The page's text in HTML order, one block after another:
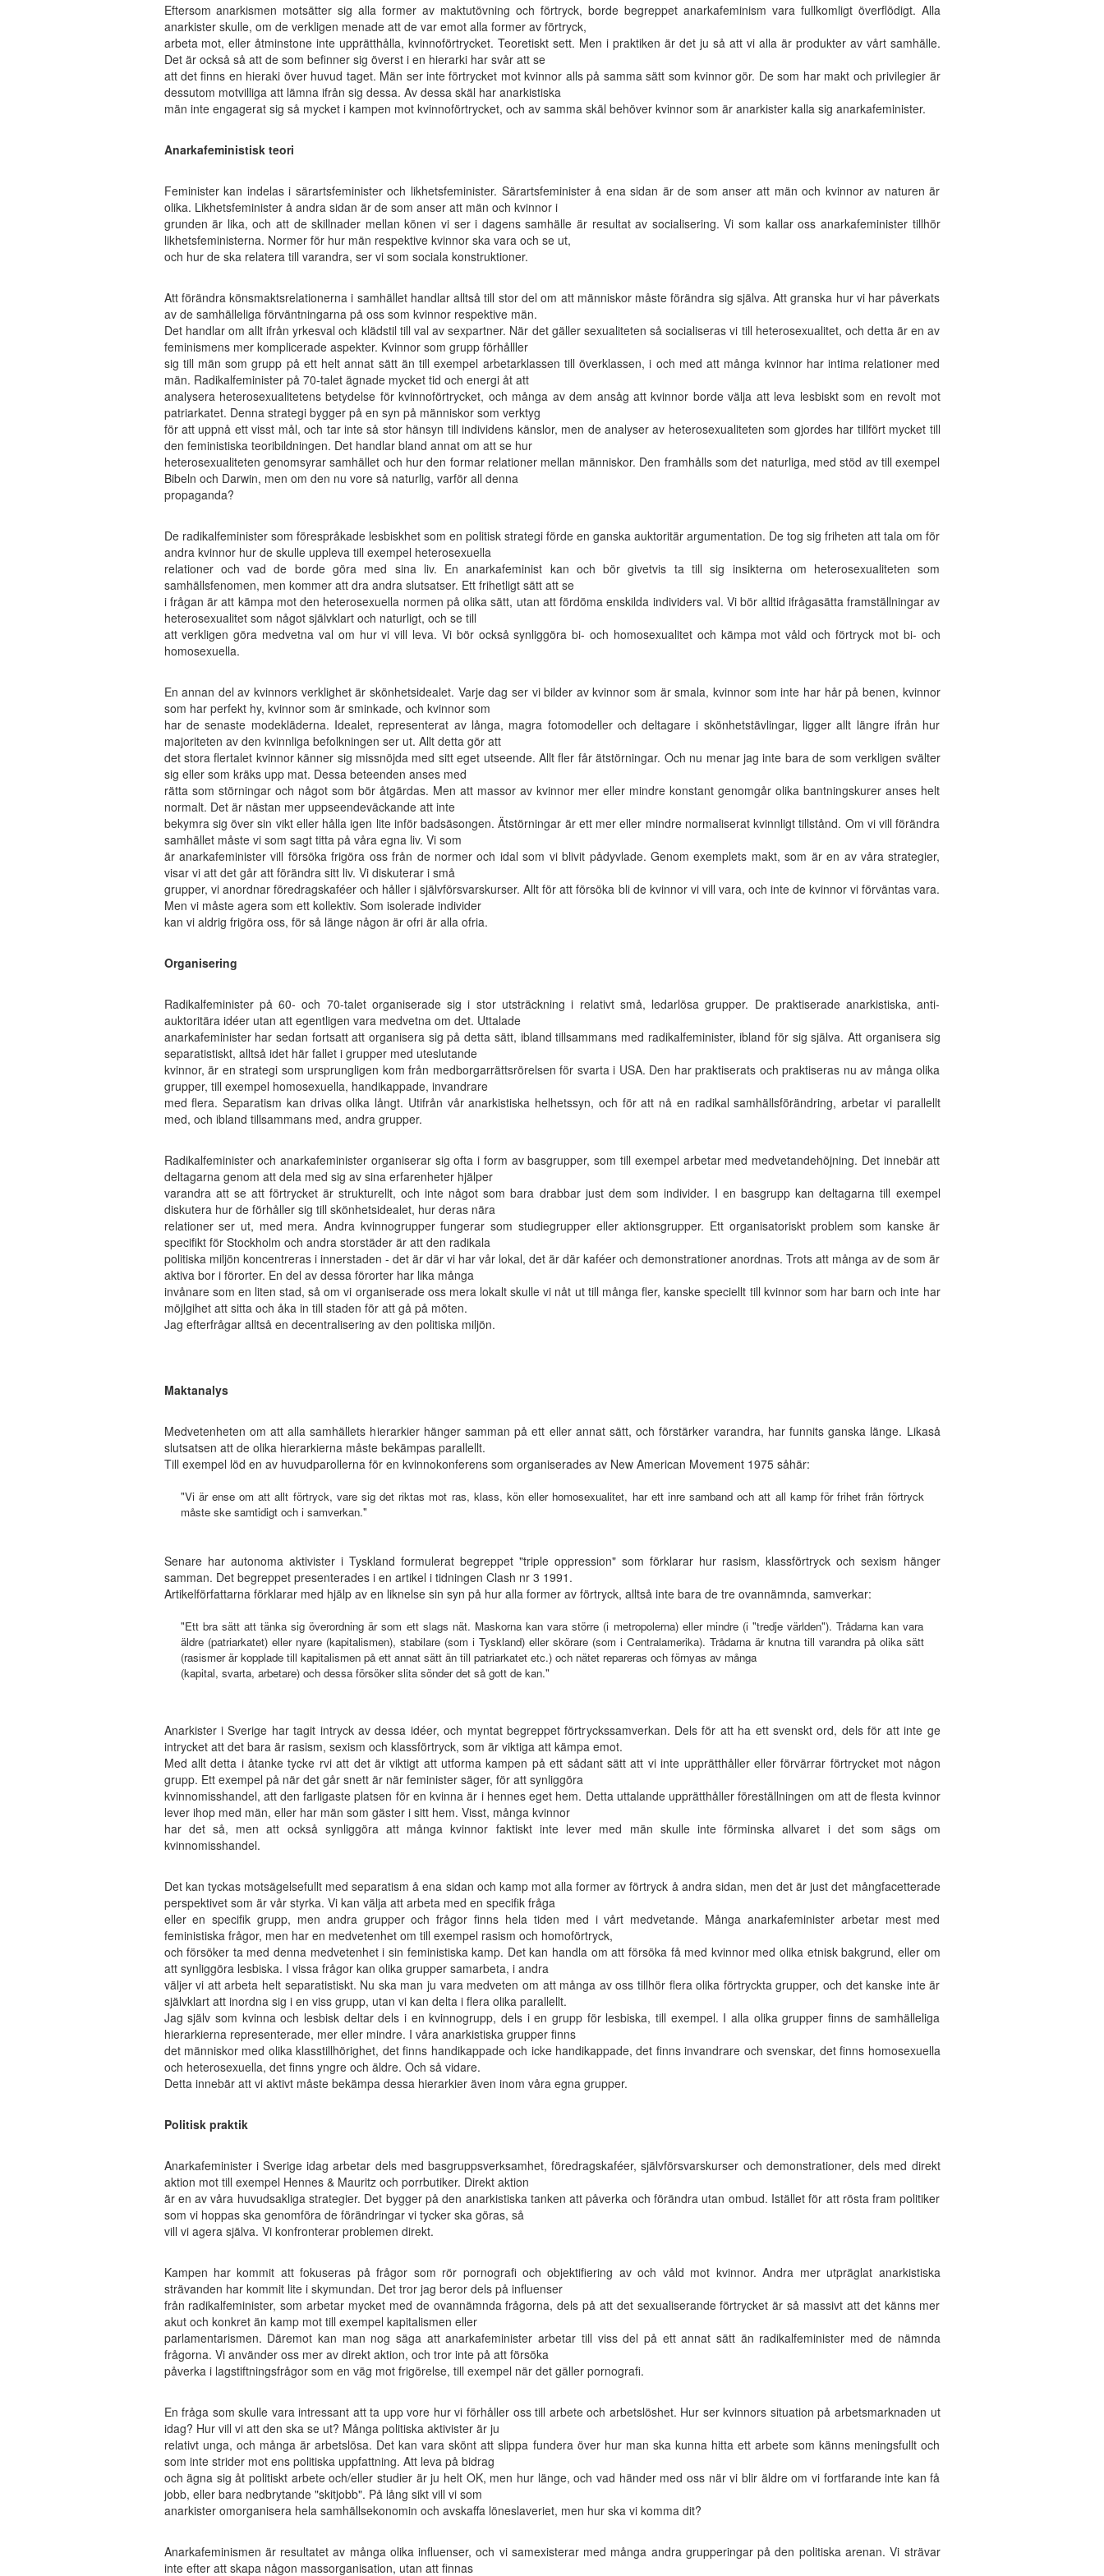
Eftersom anarkismen motsätter sig alla former av maktutövning och förtryck, borde begreppet anarkafeminism vara fullkomligt överflödigt. Alla
anarkister skulle, om de verkligen menade att de var emot alla former av förtryck,
arbeta mot, eller åtminstone inte upprätthålla, kvinnoförtrycket. Teoretiskt sett. Men i praktiken är det ju så att vi alla är produkter av vårt samhälle.
Det är också så att de som befinner sig överst i en hierarki har svår att se
att det finns en hieraki över huvud taget. Män ser inte förtrycket mot kvinnor alls på samma sätt som kvinnor gör. De som har makt och privilegier är
dessutom motvilliga att lämna ifrån sig dessa. Av dessa skäl har anarkistiska
män inte engagerat sig så mycket i kampen mot kvinnoförtrycket, och av samma skäl behöver kvinnor som är anarkister kalla sig anarkafeminister.
Anarkafeministisk teori
Feminister kan indelas i särartsfeminister och likhetsfeminister. Särartsfeminister å ena sidan är de som anser att män och kvinnor av naturen är
olika. Likhetsfeminister å andra sidan är de som anser att män och kvinnor i
grunden är lika, och att de skillnader mellan könen vi ser i dagens samhälle är resultat av socialisering. Vi som kallar oss anarkafeminister tillhör
likhetsfeministerna. Normer för hur män respektive kvinnor ska vara och se ut,
och hur de ska relatera till varandra, ser vi som sociala konstruktioner.
Att förändra könsmaktsrelationerna i samhället handlar alltså till stor del om att människor måste förändra sig själva. Att granska hur vi har påverkats
av de samhälleliga förväntningarna på oss som kvinnor respektive män.
Det handlar om allt ifrån yrkesval och klädstil till val av sexpartner. När det gäller sexualiteten så socialiseras vi till heterosexualitet, och detta är en av
feminismens mer komplicerade aspekter. Kvinnor som grupp förhålller
sig till män som grupp på ett helt annat sätt än till exempel arbetarklassen till överklassen, i och med att många kvinnor har intima relationer med
män. Radikalfeminister på 70-talet ägnade mycket tid och energi åt att
analysera heterosexualitetens betydelse för kvinnoförtrycket, och många av dem ansåg att kvinnor borde välja att leva lesbiskt som en revolt mot
patriarkatet. Denna strategi bygger på en syn på människor som verktyg
för att uppnå ett visst mål, och tar inte så stor hänsyn till individens känslor, men de analyser av heterosexualiteten som gjordes har tillfört mycket till
den feministiska teoribildningen. Det handlar bland annat om att se hur
heterosexualiteten genomsyrar samhället och hur den formar relationer mellan människor. Den framhålls som det naturliga, med stöd av till exempel
Bibeln och Darwin, men om den nu vore så naturlig, varför all denna
propaganda?
De radikalfeminister som förespråkade lesbiskhet som en politisk strategi förde en ganska auktoritär argumentation. De tog sig friheten att tala om för
andra kvinnor hur de skulle uppleva till exempel heterosexuella
relationer och vad de borde göra med sina liv. En anarkafeminist kan och bör givetvis ta till sig insikterna om heterosexualiteten som
samhällsfenomen, men kommer att dra andra slutsatser. Ett frihetligt sätt att se
i frågan är att kämpa mot den heterosexuella normen på olika sätt, utan att fördöma enskilda individers val. Vi bör alltid ifrågasätta framställningar av
heterosexualitet som något självklart och naturligt, och se till
att verkligen göra medvetna val om hur vi vill leva. Vi bör också synliggöra bi- och homosexualitet och kämpa mot våld och förtryck mot bi- och
homosexuella.
En annan del av kvinnors verklighet är skönhetsidealet. Varje dag ser vi bilder av kvinnor som är smala, kvinnor som inte har hår på benen, kvinnor
som har perfekt hy, kvinnor som är sminkade, och kvinnor som
har de senaste modekläderna. Idealet, representerat av långa, magra fotomodeller och deltagare i skönhetstävlingar, ligger allt längre ifrån hur
majoriteten av den kvinnliga befolkningen ser ut. Allt detta gör att
det stora flertalet kvinnor känner sig missnöjda med sitt eget utseende. Allt fler får ätstörningar. Och nu menar jag inte bara de som verkligen svälter
sig eller som kräks upp mat. Dessa beteenden anses med
rätta som störningar och något som bör åtgärdas. Men att massor av kvinnor mer eller mindre konstant genomgår olika bantningskurer anses helt
normalt. Det är nästan mer uppseendeväckande att inte
bekymra sig över sin vikt eller hålla igen lite inför badsäsongen. Ätstörningar är ett mer eller mindre normaliserat kvinnligt tillstånd. Om vi vill förändra
samhället måste vi som sagt titta på våra egna liv. Vi som
är anarkafeminister vill försöka frigöra oss från de normer och idal som vi blivit pådyvlade. Genom exemplets makt, som är en av våra strategier,
visar vi att det går att förändra sitt liv. Vi diskuterar i små
grupper, vi anordnar föredragskaféer och håller i självförsvarskurser. Allt för att försöka bli de kvinnor vi vill vara, och inte de kvinnor vi förväntas vara.
Men vi måste agera som ett kollektiv. Som isolerade individer
kan vi aldrig frigöra oss, för så länge någon är ofri är alla ofria.
Organisering
Radikalfeminister på 60- och 70-talet organiserade sig i stor utsträckning i relativt små, ledarlösa grupper. De praktiserade anarkistiska, anti-
auktoritära idéer utan att egentligen vara medvetna om det. Uttalade
anarkafeminister har sedan fortsatt att organisera sig på detta sätt, ibland tillsammans med radikalfeminister, ibland för sig själva. Att organisera sig
separatistiskt, alltså idet här fallet i grupper med uteslutande
kvinnor, är en strategi som ursprungligen kom från medborgarrättsrörelsen för svarta i USA. Den har praktiserats och praktiseras nu av många olika
grupper, till exempel homosexuella, handikappade, invandrare
med flera. Separatism kan drivas olika långt. Utifrån vår anarkistiska helhetssyn, och för att nå en radikal samhällsförändring, arbetar vi parallellt
med, och ibland tillsammans med, andra grupper.
Radikalfeminister och anarkafeminister organiserar sig ofta i form av basgrupper, som till exempel arbetar med medvetandehöjning. Det innebär att
deltagarna genom att dela med sig av sina erfarenheter hjälper
varandra att se att förtrycket är strukturellt, och inte något som bara drabbar just dem som individer. I en basgrupp kan deltagarna till exempel
diskutera hur de förhåller sig till skönhetsidealet, hur deras nära
relationer ser ut, med mera. Andra kvinnogrupper fungerar som studiegrupper eller aktionsgrupper. Ett organisatoriskt problem som kanske är
specifikt för Stockholm och andra storstäder är att den radikala
politiska miljön koncentreras i innerstaden - det är där vi har vår lokal, det är där kaféer och demonstrationer anordnas. Trots att många av de som är
aktiva bor i förorter. En del av dessa förorter har lika många
invånare som en liten stad, så om vi organiserade oss mera lokalt skulle vi nåt ut till många fler, kanske speciellt till kvinnor som har barn och inte har
möjlgihet att sitta och åka in till staden för att gå på möten.
Jag efterfrågar alltså en decentralisering av den politiska miljön.
Maktanalys
Medvetenheten om att alla samhällets hierarkier hänger samman på ett eller annat sätt, och förstärker varandra, har funnits ganska länge. Likaså
slutsatsen att de olika hierarkierna måste bekämpas parallellt.
Till exempel löd en av huvudparollerna för en kvinnokonferens som organiserades av New American Movement 1975 såhär:
"Vi är ense om att allt förtryck, vare sig det riktas mot ras, klass, kön eller homosexualitet, har ett inre samband och att all kamp för frihet från förtryck
måste ske samtidigt och i samverkan."
Senare har autonoma aktivister i Tyskland formulerat begreppet "triple oppression" som förklarar hur rasism, klassförtryck och sexism hänger
samman. Det begreppet presenterades i en artikel i tidningen Clash nr 3 1991.
Artikelförfattarna förklarar med hjälp av en liknelse sin syn på hur alla former av förtryck, alltså inte bara de tre ovannämnda, samverkar:
"Ett bra sätt att tänka sig överordning är som ett slags nät. Maskorna kan vara större (i metropolerna) eller mindre (i "tredje världen"). Trådarna kan vara
äldre (patriarkatet) eller nyare (kapitalismen), stabilare (som i Tyskland) eller skörare (som i Centralamerika). Trådarna är knutna till varandra på olika sätt
(rasismer är kopplade till kapitalismen på ett annat sätt än till patriarkatet etc.) och nätet repareras och förnyas av många
(kapital, svarta, arbetare) och dessa försöker slita sönder det så gott de kan."
Anarkister i Sverige har tagit intryck av dessa idéer, och myntat begreppet förtryckssamverkan. Dels för att ha ett svenskt ord, dels för att inte ge
intrycket att det bara är rasism, sexism och klassförtryck, som är viktiga att kämpa emot.
Med allt detta i åtanke tycke rvi att det är viktigt att utforma kampen på ett sådant sätt att vi inte upprätthåller eller förvärrar förtrycket mot någon
grupp. Ett exempel på när det går snett är när feminister säger, för att synliggöra
kvinnomisshandel, att den farligaste platsen för en kvinna är i hennes eget hem. Detta uttalande upprätthåller föreställningen om att de flesta kvinnor
lever ihop med män, eller har män som gäster i sitt hem. Visst, många kvinnor
har det så, men att också synliggöra att många kvinnor faktiskt inte lever med män skulle inte förminska allvaret i det som sägs om
kvinnomisshandel.
Det kan tyckas motsägelsefullt med separatism å ena sidan och kamp mot alla former av förtryck å andra sidan, men det är just det mångfacetterade
perspektivet som är vår styrka. Vi kan välja att arbeta med en specifik fråga
eller en specifik grupp, men andra grupper och frågor finns hela tiden med i vårt medvetande. Många anarkafeminister arbetar mest med
feministiska frågor, men har en medvetenhet om till exempel rasism och homoförtryck,
och försöker ta med denna medvetenhet i sin feministiska kamp. Det kan handla om att försöka få med kvinnor med olika etnisk bakgrund, eller om
att synliggöra lesbiska. I vissa frågor kan olika grupper samarbeta, i andra
väljer vi att arbeta helt separatistiskt. Nu ska man ju vara medveten om att många av oss tillhör flera olika förtryckta grupper, och det kanske inte är
självklart att inordna sig i en viss grupp, utan vi kan delta i flera olika parallellt.
Jag själv som kvinna och lesbisk deltar dels i en kvinnogrupp, dels i en grupp för lesbiska, till exempel. I alla olika grupper finns de samhälleliga
hierarkierna representerade, mer eller mindre. I våra anarkistiska grupper finns
det människor med olika klasstillhörighet, det finns handikappade och icke handikappade, det finns invandrare och svenskar, det finns homosexuella
och heterosexuella, det finns yngre och äldre. Och så vidare.
Detta innebär att vi aktivt måste bekämpa dessa hierarkier även inom våra egna grupper.
Politisk praktik
Anarkafeminister i Sverige idag arbetar dels med basgruppsverksamhet, föredragskaféer, självförsvarskurser och demonstrationer, dels med direkt
aktion mot till exempel Hennes & Mauritz och porrbutiker. Direkt aktion
är en av våra huvudsakliga strategier. Det bygger på den anarkistiska tanken att påverka och förändra utan ombud. Istället för att rösta fram politiker
som vi hoppas ska genomföra de förändringar vi tycker ska göras, så
vill vi agera själva. Vi konfronterar problemen direkt.
Kampen har kommit att fokuseras på frågor som rör pornografi och objektifiering av och våld mot kvinnor. Andra mer utpräglat anarkistiska
strävanden har kommit lite i skymundan. Det tror jag beror dels på influenser
från radikalfeminister, som arbetar mycket med de ovannämnda frågorna, dels på att det sexualiserande förtrycket är så massivt att det känns mer
akut och konkret än kamp mot till exempel kapitalismen eller
parlamentarismen. Däremot kan man nog säga att anarkafeminister arbetar till viss del på ett annat sätt än radikalfeminister med de nämnda
frågorna. Vi använder oss mer av direkt aktion, och tror inte på att försöka
påverka i lagstiftningsfrågor som en väg mot frigörelse, till exempel när det gäller pornografi.
En fråga som skulle vara intressant att ta upp vore hur vi förhåller oss till arbete och arbetslöshet. Hur ser kvinnors situation på arbetsmarknaden ut
idag? Hur vill vi att den ska se ut? Många politiska aktivister är ju
relativt unga, och många är arbetslösa. Det kan vara skönt att slippa fundera över hur man ska kunna hitta ett arbete som känns meningsfullt och
som inte strider mot ens politiska uppfattning. Att leva på bidrag
och ägna sig åt politiskt arbete och/eller studier är ju helt OK, men hur länge, och vad händer med oss när vi blir äldre om vi fortfarande inte kan få
jobb, eller bara nedbrytande "skitjobb". På lång sikt vill vi som
anarkister omorganisera hela samhällsekonomin och avskaffa löneslaveriet, men hur ska vi komma dit?
Anarkafeminismen är resultatet av många olika influenser, och vi samexisterar med många andra grupperingar på den politiska arenan. Vi strävar
inte efter att skapa någon massorganisation, utan att finnas